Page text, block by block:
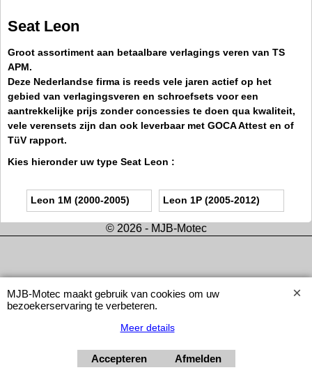
Seat Leon
Groot assortiment aan betaalbare verlagings veren van TS
APM.
Deze Nederlandse firma is reeds vele jaren actief op het
gebied van verlagingsveren en schroefsets voor een
aantrekkelijke prijs zonder concessies te doen qua kwaliteit,
vele verensets zijn dan ook leverbaar met GOCA Attest en of
TüV rapport.
Kies hieronder uw type Seat Leon :
Leon 1M (2000-2005) Leon 1P (2005-2012)
© 2026 - MJB-Motec
MJB-Motec maakt gebruik van cookies om uw
bezoekerservaring te verbeteren.
Meer details
Accepteren Afmelden